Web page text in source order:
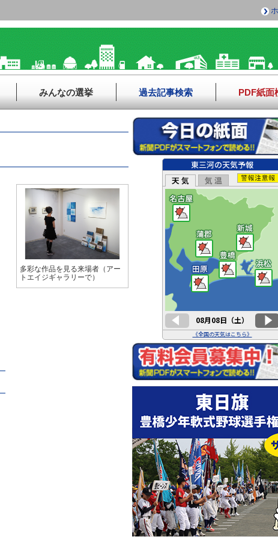
みんなの選挙 過去記事検索 PDF紙面
多彩な作品を見る来場者（アー
トエイジギャラリーで）